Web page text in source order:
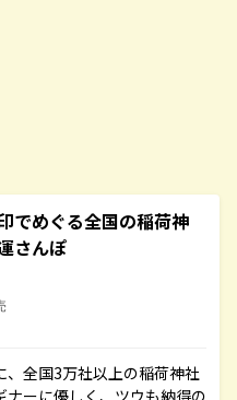
でめぐる全国の稲荷神
さんぽ
、全国3万社以上の稲荷神社
ーに優しく、ツウも納得の